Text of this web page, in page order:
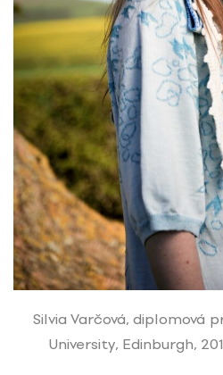
Silvia Varčová, diplomová
University, Edinburgh,